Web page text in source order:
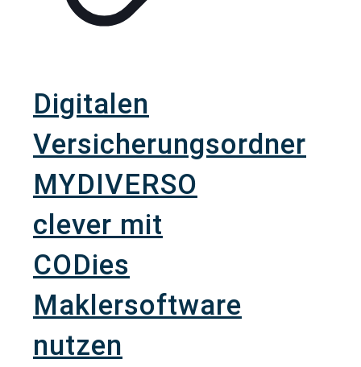
Digitalen
Versicherungsordner
MYDIVERSO
clever mit
CODies
Maklersoftware
nutzen